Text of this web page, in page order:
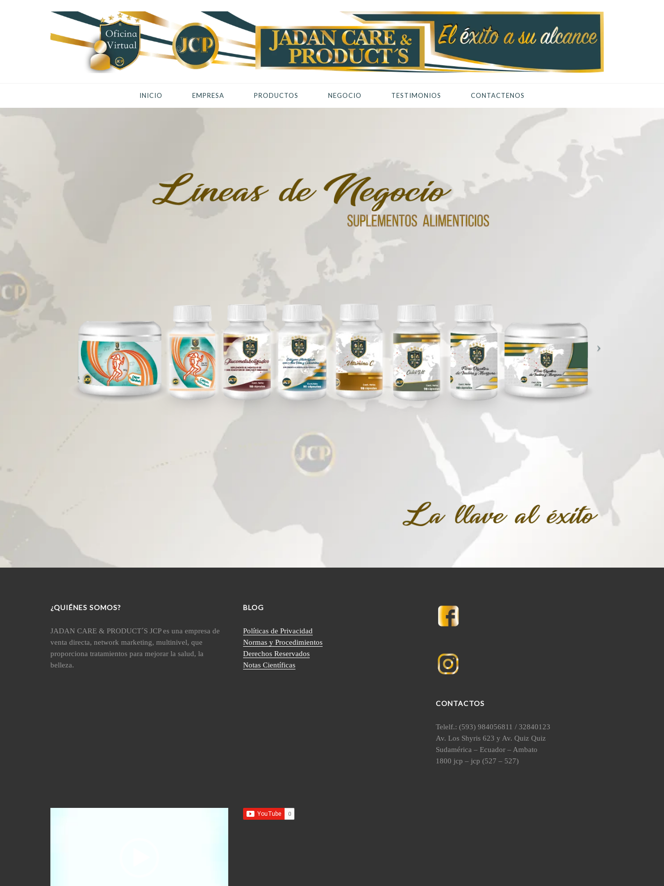
INICIO EMPRESA PRODUCTOS NEGOCIO TESTIMONIOS CONTACTENOS
¿QUIÉNES SOMOS?
JADAN CARE & PRODUCT´S JCP es una empresa de
venta directa, network marketing, multinivel, que
proporciona tratamientos para mejorar la salud, la
belleza.
BLOG
Políticas de Privacidad
Normas y Procedimientos
Derechos Reservados
Notas Científicas
CONTACTOS
Telelf.: (593) 984056811 / 32840123
Av. Los Shyris 623 y Av. Quiz Quiz
Sudamérica – Ecuador – Ambato
1800 jcp – jcp (527 – 527)